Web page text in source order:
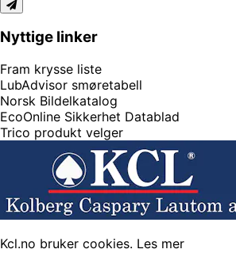
Nyttige linker
Fram krysse liste
LubAdvisor smøretabell
Norsk Bildelkatalog
EcoOnline Sikkerhet Datablad
Trico produkt velger
Kcl.no bruker cookies. Les mer